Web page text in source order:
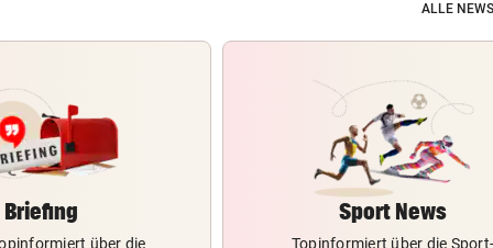
ALLE
Briefing
über die
Sport News
Topinformiert über die